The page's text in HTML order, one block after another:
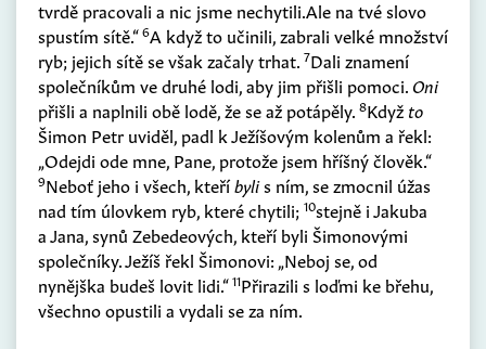
tvrdě pracovali a nic jsme nechytili.Ale na tvé slovo
spustím sítě.“6A když to učinili, zabrali velké množství
ryb; jejich sítě se však začaly trhat. 7Dali znamení
společníkům ve druhé lodi, aby jim přišli pomoci. Oni
přišli a naplnili obě lodě, že se až potápěly. 8Když to
Šimon Petr uviděl, padl k Ježíšovým kolenům a řekl:
„Odejdi ode mne, Pane, protože jsem hříšný člověk.“
9Neboť jeho i všech, kteříbylis ním, se zmocnil úžas
nad tím úlovkem ryb, které chytili; 10stejně i Jakuba
a Jana, synů Zebedeových, kteří byli Šimonovými
společníky. Ježíš řekl Šimonovi: „Neboj se, od
nynějška budeš lovit lidi.“11Přirazili s loďmi ke břehu,
všechno opustili a vydali se za ním.